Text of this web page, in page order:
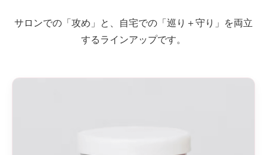
サロンでの「攻め」と、自宅での「巡り＋守り」を両立
するラインアップです。